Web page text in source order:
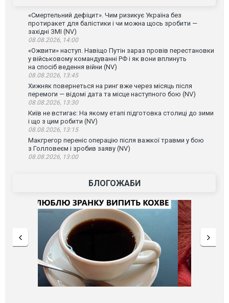
«Смертельний дефіцит». Чим ризикує Україна без
протиракет для балістики і чи можна щось зробити —
західні ЗМІ (NV)
08.08.2026, 14:00
«Ожвити» наступ. Навіщо Путін зараз провів перестановки
у військовому командуванні РФ і як вони вплинуть
на спосіб ведення війни (NV)
08.08.2026, 13:45
Хижняк повернеться на ринг вже через місяць після
перемоги — відомі дата та місце наступного бою (NV)
08.08.2026, 13:30
Київ не встигає: На якому етапі підготовка столиці до зими
і що з цим робити (NV)
08.08.2026, 13:15
Макгрегор переніс операцію після важкої травми у бою
з Голловеєм і зробив заяву (NV)
08.08.2026, 13:00
БЛОГОЖАБИ